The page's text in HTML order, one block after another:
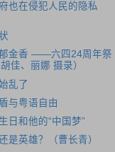
也在侵犯人民的隐私
金香 ――六四24周年祭
佳、丽娜 摄录）
乱了
与粤语自由
日和他的“中国梦”
是英雄？（曹长青）